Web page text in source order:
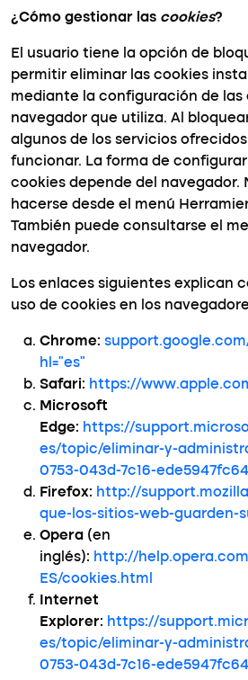
¿Cómo gestionar las cookies?
El usuario tiene la opción de
permitir eliminar las cookies
mediante la configuración de las
navegador que utiliza. Al
algunos de los servicios
funcionar. La forma de
cookies depende del navegador.
hacerse desde el menú
También puede consultarse el
navegador.
Los enlaces siguientes explican
uso de cookies en los
Chrome:
hl=”es”
Safari: https://
Microsoft
Edge: https://
es/topic/eliminar-y-
0753-043d-7c16-
Firefox: http://
que-los-sitios-web-guarden-
Opera (en
inglés): http://
ES/cookies.html
Internet
Explorer: https://
es/topic/eliminar-y-
0753-043d-7c16-